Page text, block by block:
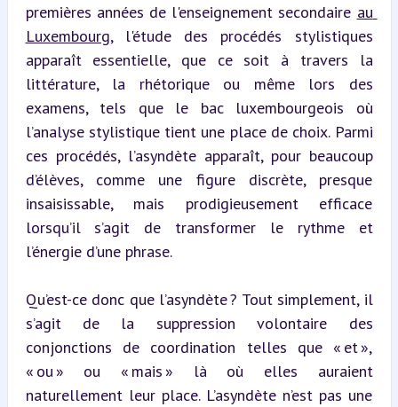
premières années de l'enseignement secondaire au
Luxembourg, l'étude des procédés stylistiques
apparaît essentielle, que ce soit à travers la
littérature, la rhétorique ou même lors des
examens, tels que le bac luxembourgeois où
l’analyse stylistique tient une place de choix. Parmi
ces procédés, l’asyndète apparaît, pour beaucoup
d’élèves, comme une figure discrète, presque
insaisissable, mais prodigieusement efficace
lorsqu’il s’agit de transformer le rythme et
l’énergie d’une phrase.
Qu’est-ce donc que l’asyndète ? Tout simplement, il
s’agit de la suppression volontaire des
conjonctions de coordination telles que « et »,
« ou » ou « mais » là où elles auraient
naturellement leur place. L’asyndète n’est pas une